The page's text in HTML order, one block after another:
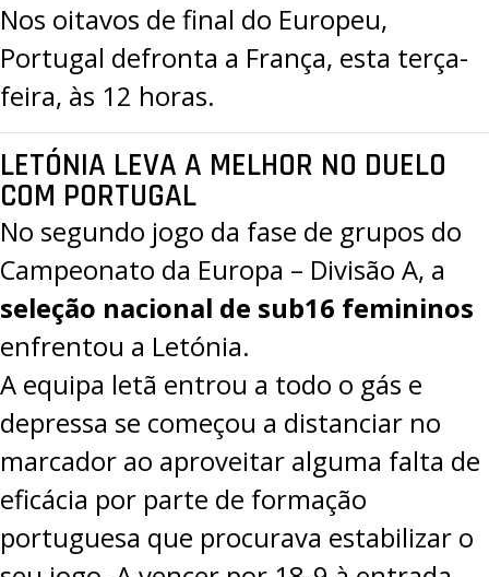
Nos oitavos de final do Europeu,
Portugal defronta a França, esta terça-
feira, às 12 horas.
LETÓNIA LEVA A MELHOR NO DUELO
COM PORTUGAL
No segundo jogo da fase de grupos do
Campeonato da Europa – Divisão A, a
seleção nacional de sub16 femininos
enfrentou a Letónia.
A equipa letã entrou a todo o gás e
depressa se começou a distanciar no
marcador ao aproveitar alguma falta de
eficácia por parte de formação
portuguesa que procurava estabilizar o